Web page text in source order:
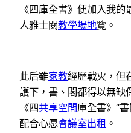
《四庫全書》便加入我
人雅士閱教學場地覽。
此后雖家教經歷戰火，但
護下，書、閣都得以無缺
《四共享空間庫全書》“
配合心愿會議室出租 。